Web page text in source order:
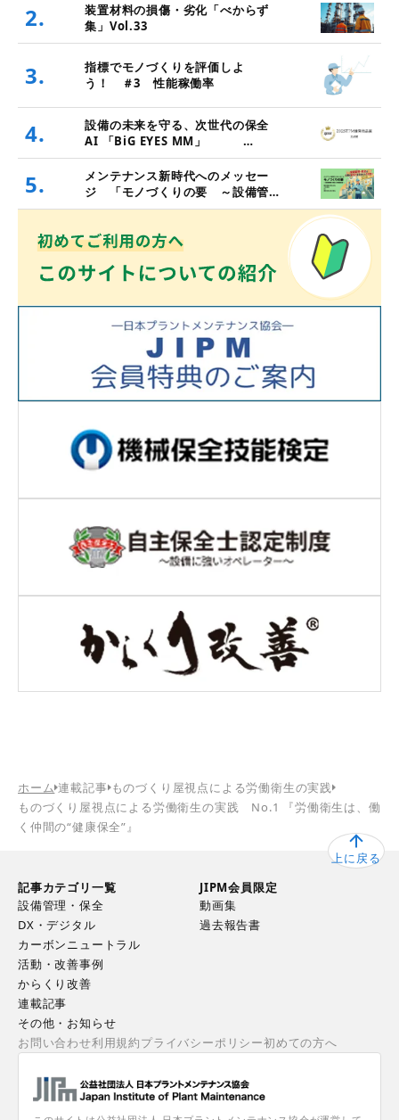
2.
装置材料の損傷・劣化「べからず
集」Vol.33
3.
指標でモノづくりを評価しよ
う！ ＃3 性能稼働率
4.
設備の未来を守る、次世代の保全
AI 「BiG EYES MM」
（2025年度TPM優秀商品賞 実効
賞受賞）
5.
メンテナンス新時代へのメッセー
ジ 「モノづくりの要 ～設備管
理・保全と価値創造～」
ホーム 連載記事 ものづくり屋視点による労働衛生の実践
ものづくり屋視点による労働衛生の実践 No.1 『労働衛生は、働
く仲間の“健康保全”』
上に戻る
記事カテゴリ一覧
設備管理・保全
DX・デジタル
カーボンニュートラル
活動・改善事例
からくり改善
連載記事
その他・お知らせ
JIPM会員限定
動画集
過去報告書
お問い合わせ利用規約プライバシーポリシー初めての方へ